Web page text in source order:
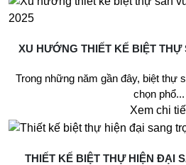
XU HƯỚNG THIẾT KẾ BIỆT
Trong những năm gần đây, biệt thự
chọn phổ...
Xem chi
THIẾT KẾ BIỆT THỰ HIỆN ĐẠI